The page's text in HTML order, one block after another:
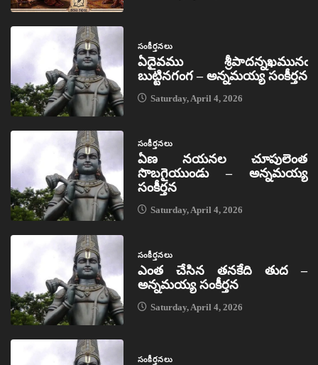
సంకీర్తనలు
ఏదైవము శ్రీపాదన్నఖమునఁ
బుట్టినగంగ – అన్నమయ్య సంకీర్తన
Saturday, April 4, 2026
సంకీర్తనలు
ఏణ నయనల చూపులెంత
సొబగైయుండు – అన్నమయ్య
సంకీర్తన
Saturday, April 4, 2026
సంకీర్తనలు
ఎంత చేసిన తనకేది తుద –
అన్నమయ్య సంకీర్తన
Saturday, April 4, 2026
సంకీర్తనలు